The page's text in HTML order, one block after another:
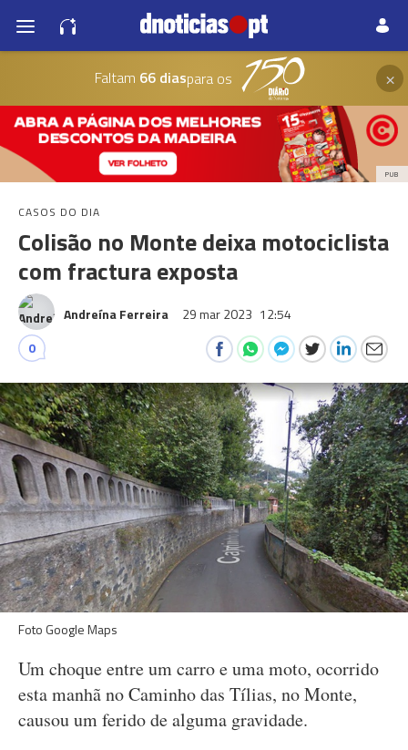
Faltam 66 diaspara os ×
PUB
CASOS DO DIA
Colisão no Monte deixa motociclista
com fractura exposta
Andreína Ferreira 29 mar 2023 12:54
0
Foto Google Maps
Um choque entre um carro e uma moto, ocorrido
esta manhã no Caminho das Tílias, no Monte,
causou um ferido de alguma gravidade.